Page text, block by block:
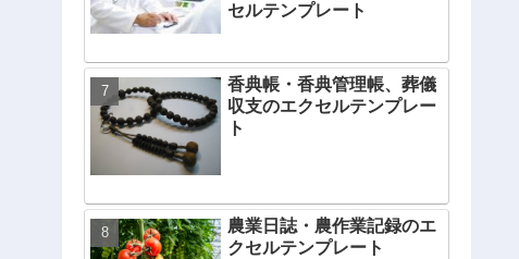
セルテンプレート
香典帳・香典管理帳、葬儀
収支のエクセルテンプレー
ト
農業日誌・農作業記録のエ
クセルテンプレート